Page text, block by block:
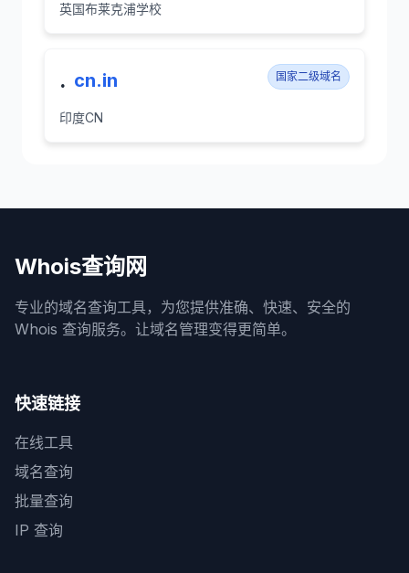
英国布莱克浦学校
. cn.in 国家二级域名
印度CN
Whois查询网
专业的域名查询工具，为您提供准确、快速、安全的
Whois 查询服务。让域名管理变得更简单。
快速链接
在线工具
域名查询
批量查询
IP 查询